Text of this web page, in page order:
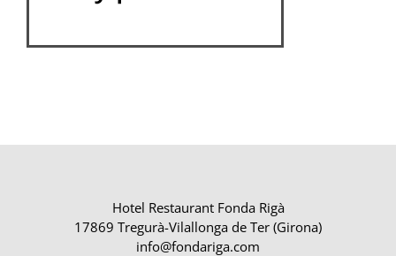
Hotel Restaurant Fonda Rigà
17869 Tregurà-Vilallonga de Ter (Girona)
info@fondariga.com